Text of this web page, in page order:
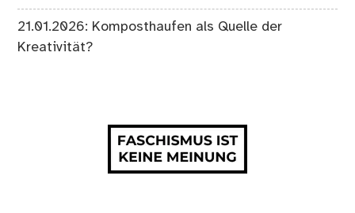
21.01.2026: Komposthaufen als Quelle der
Kreativität?